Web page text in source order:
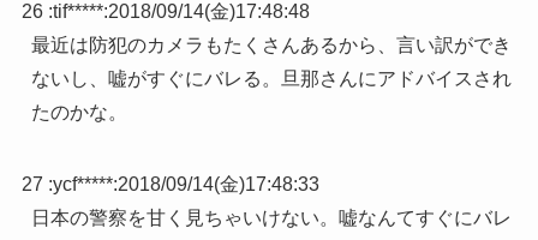
26 :tif*****:2018/09/14(金)17:48:48
最近は防犯のカメラもたくさんあるから、言い訳ができ
ないし、嘘がすぐにバレる。旦那さんにアドバイスされ
たのかな。
27 :ycf*****:2018/09/14(金)17:48:33
日本の警察を甘く見ちゃいけない。嘘なんてすぐにバレ